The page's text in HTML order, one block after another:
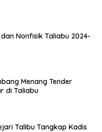
dan Nonfisik Taliabu 2024-
Menang Tender
di Taliabu
Talibu Tangkap Kadis